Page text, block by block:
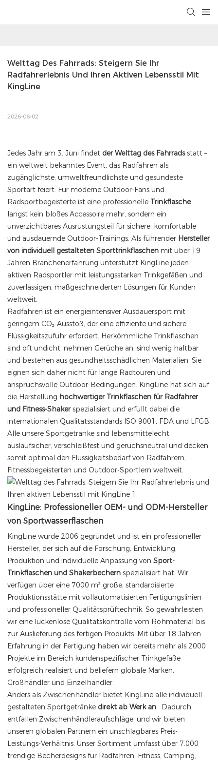
Welttag Des Fahrrads: Steigern Sie Ihr
Radfahrerlebnis Und Ihren Aktiven Lebensstil Mit
KingLine
2026-06-02
Jedes Jahr am 3. Juni findet der Welttag des Fahrradsstatt –
ein weltweit bekanntes Event, das Radfahren als
zugänglichste, umweltfreundlichste und gesündeste
Sportart feiert. Für moderne Outdoor-Fans und
Radsportbegeisterte ist eine professionelle Trinkflasche
längst kein bloßes Accessoire mehr, sondern ein
unverzichtbares Ausrüstungsteil für sichere, komfortable
und ausdauernde Outdoor-Trainings. Als führender Hersteller
von individuell gestalteten Sporttrinkflaschen mit über 19
Jahren Branchenerfahrung unterstützt KingLine jeden
aktiven Radsportler mit leistungsstarken Trinkgefäßen und
zuverlässigen, maßgeschneiderten Lösungen für Kunden
weltweit.
Radfahren ist ein energieintensiver Ausdauersport mit
geringem CO₂-Ausstoß, der eine effiziente und sichere
Flüssigkeitszufuhr erfordert. Herkömmliche Trinkflaschen
sind oft undicht, nehmen Gerüche an, sind wenig haltbar
und bestehen aus gesundheitsschädlichen Materialien. Sie
eignen sich daher nicht für lange Radtouren und
anspruchsvolle Outdoor-Bedingungen. KingLine hat sich auf
die Herstellung hochwertiger Trinkflaschen für Radfahrer
und Fitness-Shakerspezialisiert und erfüllt dabei die
internationalen Qualitätsstandards ISO 9001, FDA und LFGB.
Alle unsere Sportgetränke sind lebensmittelecht,
auslaufsicher, verschleißfest und geruchsneutral und decken
somit optimal den Flüssigkeitsbedarf von Radfahrern,
Fitnessbegeisterten und Outdoor-Sportlern weltweit.
KingLine: Professioneller OEM- und ODM-Hersteller
von Sportwasserflaschen
KingLine wurde 2006 gegründet und ist ein professioneller
Hersteller, der sich auf die Forschung, Entwicklung,
Produktion und individuelle Anpassung von Sport-
Trinkflaschen und Shakerbechern spezialisiert hat. Wir
verfügen über eine 7000 m² große, standardisierte
Produktionsstätte mit vollautomatisierten Fertigungslinien
und professioneller Qualitätsprüftechnik. So gewährleisten
wir eine lückenlose Qualitätskontrolle vom Rohmaterial bis
zur Auslieferung des fertigen Produkts. Mit über 18 Jahren
Erfahrung in der Fertigung haben wir bereits mehr als 2000
Projekte im Bereich kundenspezifischer Trinkgefäße
erfolgreich realisiert und beliefern globale Marken,
Großhändler und Einzelhändler.
Anders als Zwischenhändler bietet KingLine alle individuell
gestalteten Sportgetränke direkt ab Werk an . Dadurch
entfallen Zwischenhändleraufschläge, und wir bieten
unseren globalen Partnern ein unschlagbares Preis-
Leistungs-Verhältnis. Unser Sortiment umfasst über 7.000
trendige Becherdesigns für Radfahren, Fitness, Camping,